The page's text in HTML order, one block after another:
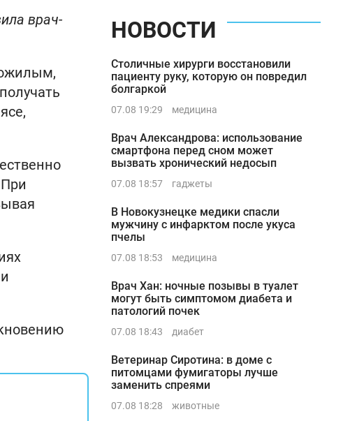
врач-
НОВОСТИ
Столичные хирурги восстановили
пациенту руку, которую он повредил
болгаркой
07.08 19:29 медицина
Врач Александрова: использование
смартфона перед сном может
вызвать хронический недосып
07.08 18:57 гаджеты
В Новокузнецке медики спасли
мужчину с инфарктом после укуса
пчелы
07.08 18:53 медицина
Врач Хан: ночные позывы в туалет
могут быть симптомом диабета и
патологий почек
07.08 18:43 диабет
Ветеринар Сиротина: в доме с
питомцами фумигаторы лучше
заменить спреями
07.08 18:28 животные